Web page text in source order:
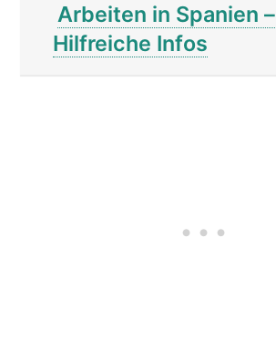
Arbeiten in Spanien –
Hilfreiche Infos